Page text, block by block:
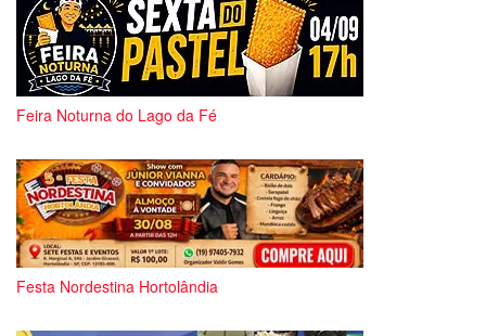
Feira Noturna do Lago da Fé
Festa Nordestina Hortolândia